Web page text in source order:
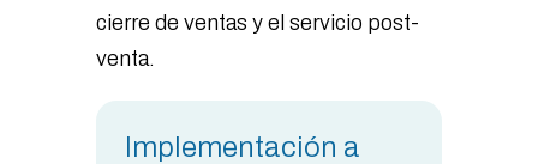
cierre de ventas y el servicio post-
venta.
Implementación a